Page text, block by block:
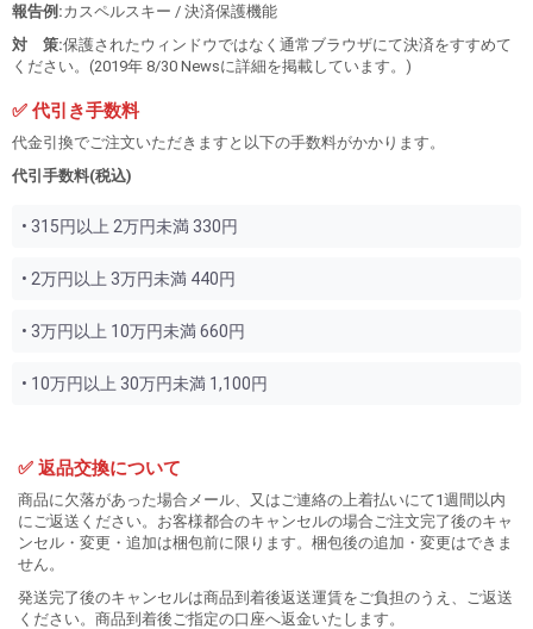
報告例:カスペルスキー / 決済保護機能
対 策:保護されたウィンドウではなく通常ブラウザにて決済をすすめて
ください。(2019年 8/30 Newsに詳細を掲載しています。)
✅ 代引き手数料
代金引換でご注文いただきますと以下の手数料がかかります。
代引手数料(税込)
• 315円以上 2万円未満 330円
• 2万円以上 3万円未満 440円
• 3万円以上 10万円未満 660円
• 10万円以上 30万円未満 1,100円
✅ 返品交換について
商品に欠落があった場合メール、又はご連絡の上着払いにて1週間以内
にご返送ください。お客様都合のキャンセルの場合ご注文完了後のキャ
ンセル・変更・追加は梱包前に限ります。梱包後の追加・変更はできま
せん。
発送完了後のキャンセルは商品到着後返送運賃をご負担のうえ、ご返送
ください。商品到着後ご指定の口座へ返金いたします。